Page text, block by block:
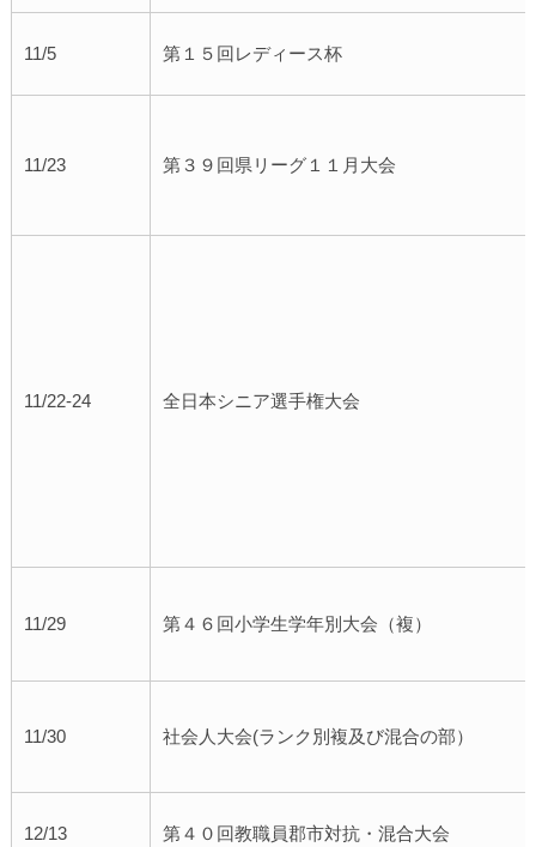
11/5 第１５回レディース杯
11/23 第３９回県リーグ１１月大会
11/22-24 全日本シニア選手権大会
11/29 第４６回小学生学年別大会（複）
11/30 社会人大会(ランク別複及び混合の部）
12/13 第４０回教職員郡市対抗・混合大会